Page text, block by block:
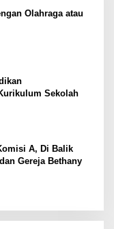
Olahraga atau
Sekolah
A, Di Balik
Gereja Bethany